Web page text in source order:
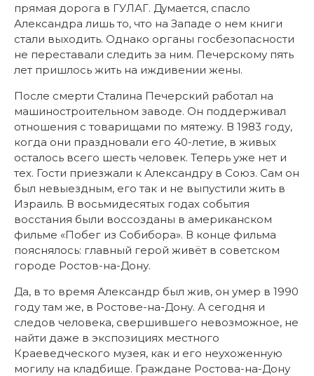
прямая дорога в ГУЛАГ. Думается, спасло
Александра лишь то, что на Западе о нем книги
стали выходить. Однако органы госбезопасности
не переставали следить за ним. Печерскому пять
лет пришлось жить на иждивении жены.
После смерти Сталина Печерский работал на
машиностроительном заводе. Он поддерживал
отношения с товарищами по мятежу. В 1983 году,
когда они праздновали его 40-летие, в живых
осталось всего шесть человек. Теперь уже нет и
тех. Гости приезжали к Александру в Союз. Сам он
был невыездным, его так и не выпустили жить в
Израиль. В восьмидесятых годах события
восстания были воссозданы в американском
фильме «Побег из Собибора». В конце фильма
пояснялось: главный герой живёт в советском
городе Ростов-на-Дону.
Да, в то время Александр был жив, он умер в 1990
году там же, в Ростове-на-Дону. А сегодня и
следов человека, свершившего невозможное, не
найти даже в экспозициях местного
Краеведческого музея, как и его неухоженную
могилу на кладбище. Граждане Ростова-на-Дону